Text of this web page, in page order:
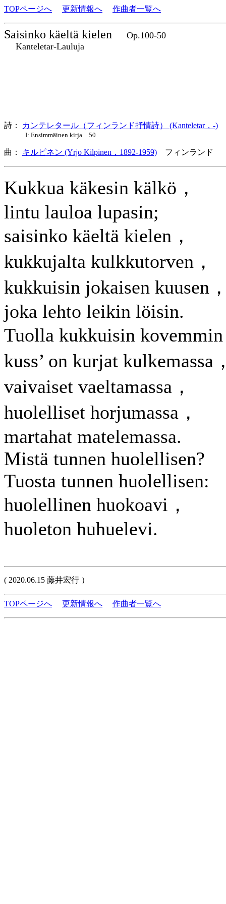
TOPページへ 更新情報へ 作曲者一覧へ
Saisinko käeltä kielen
Op.100-50
Kanteletar-Lauluja
詩： カンテレタール（フィンランド抒情詩） (Kanteletar，-)
I: Ensimmäinen kirja 50
曲： キルピネン (Yrjo Kilpinen，1892-1959) フィンランド
Kukkua käkesin kälkö，
lintu lauloa lupasin;
saisinko käeltä kielen，
kukkujalta kulkkutorven，
kukkuisin jokaisen kuusen
joka lehto leikin löisin.
Tuolla kukkuisin
kuss’ on kurjat kulkemassa
vaivaiset vaeltamassa，
huolelliset horjumassa，
martahat matelemassa.
Mistä tunnen huolellisen?
Tuosta tunnen huolellisen:
huolellinen huokoavi，
huoleton huhuelevi.
( 2020.06.15 藤井宏行 ）
TOPページへ 更新情報へ 作曲者一覧へ